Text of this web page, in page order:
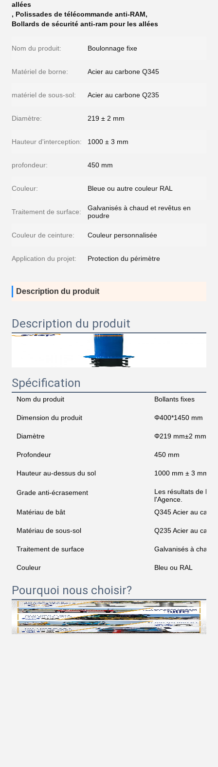
allées
, Polissades de télécommande anti-RAM,
Bollards de sécurité anti-ram pour les allées
Nom du produit: Boulonnage fixe
Matériel de borne: Acier au carbone Q345
matériel de sous-sol: Acier au carbone Q235
Diamètre: 219 ± 2 mm
Hauteur d'interception: 1000 ± 3 mm
profondeur: 450 mm
Couleur: Bleue ou autre couleur RAL
Traitement de surface:
Galvanisés à chaud et revêtus en
poudre
Couleur de ceinture: Couleur personnalisée
Application du projet: Protection du périmètre
Description du produit
Description du produit
Spécification
Nom du produit Bollants fixes
Dimension du produit Φ400*1450 mm
Diamètre Φ219 mm±2 mm
Profondeur 450 mm
Hauteur au-dessus du sol 1000 mm ± 3 mm
Grade anti-écrasement
Les résultats de
l'Agence.
Matériau de bât
Q345 Acier au
Matériau de sous-sol Q235 Acier au
Traitement de surface Galvanisés à
Couleur Bleu ou RAL
Pourquoi nous choisir?